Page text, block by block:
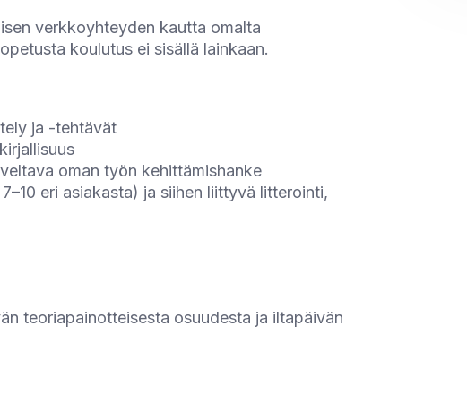
verkkoyhteyden kautta omalta
koulutus ei sisällä lainkaan.
ja -tehtävät
oman työn kehittämishanke
eri asiakasta) ja siihen liittyvä litterointi,
teoriapainotteisesta osuudesta ja iltapäivän